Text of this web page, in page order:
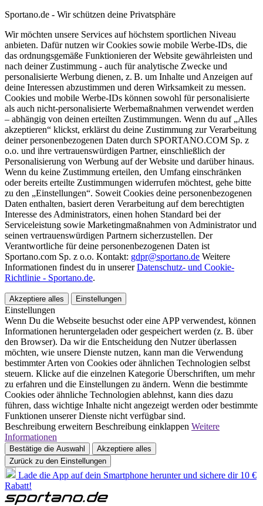
Sportano.de - Wir schützen deine Privatsphäre
Wir möchten unsere Services auf höchstem sportlichen Niveau
anbieten. Dafür nutzen wir Cookies sowie mobile Werbe-IDs, die
das ordnungsgemäße Funktionieren der Website gewährleisten und
nach deiner Zustimmung - auch für analytische Zwecke und
personalisierte Werbung dienen, z. B. um Inhalte und Anzeigen auf
deine Interessen abzustimmen und deren Wirksamkeit zu messen.
Cookies und mobile Werbe-IDs können sowohl für personalisierte
als auch nicht-personalisierte Werbemaßnahmen verwendet werden
– abhängig von deinen erteilten Zustimmungen. Wenn du auf „Alles
akzeptieren“ klickst, erklärst du deine Zustimmung zur Verarbeitung
deiner personenbezogenen Daten durch SPORTANO.COM Sp. z
o.o. und ihre vertrauenswürdigen Partner, einschließlich der
Personalisierung von Werbung auf der Website und darüber hinaus.
Wenn du keine Zustimmung erteilen, den Umfang einschränken
oder bereits erteilte Zustimmungen widerrufen möchtest, gehe bitte
zu den „Einstellungen“. Soweit Cookies deine personenbezogenen
Daten enthalten, basiert deren Verarbeitung auf dem berechtigten
Interesse des Administrators, einen hohen Standard bei der
Serviceleistung sowie Marketingmaßnahmen von Administrator und
seinen vertrauenswürdigen Partnern sicherzustellen. Der
Verantwortliche für deine personenbezogenen Daten ist
Sportano.com Sp. z o.o. Kontakt: gdpr@sportano.de Weitere
Informationen findest du in unsererDatenschutz- und Cookie-
Richtlinie - Sportano.de.
Akzeptiere alles Einstellungen
Einstellungen
Wenn Du die Webseite besuchst oder eine APP verwendest, können
Informationen heruntergeladen oder gespeichert werden (z. B. über
den Browser). Da wir die Entscheidung den Nutzer überlassen
möchten, wie unsere Dienste nutzen, kann man die Verwendung
bestimmter Arten von Cookies oder ähnlichen Technologien selbst
steuern. Klicke auf die einzelnen Kategorie Überschriften, um mehr
zu erfahren und die Einstellungen zu ändern. Wenn die bestimmte
Cookies oder ähnliche Technologien ablehnst, kann dies dazu
führen, dass wichtige Inhalte nicht angezeigt werden oder bestimmte
Funktionen unserer Dienste nicht verfügbar sind.
Beschreibung erweitern Beschreibung einklappen Weitere
Informationen
Bestätige die Auswahl
Akzeptiere alles
Zurück zu den Einstellungen
Lade die App auf dein Smartphone herunter und sichere dir 10 €
Rabatt!